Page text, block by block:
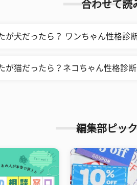
合わせて読
が犬だったら？ ワンちゃん性格診
が猫だったら？ネコちゃん性格診断
編集部ピッ